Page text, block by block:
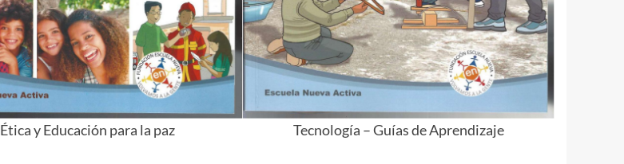
Ética y Educación para la paz Tecnología – Guías de Aprendizaje